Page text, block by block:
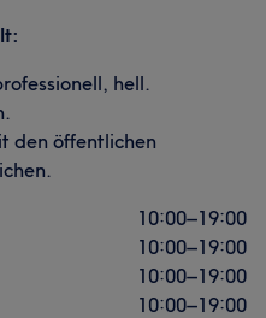
hell.
den öffentlichen
10:00–19:00
10:00–19:00
10:00–19:00
10:00–19:00